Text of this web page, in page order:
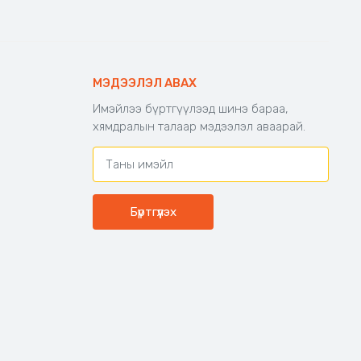
МЭДЭЭЛЭЛ АВАХ
Имэйлээ бүртгүүлээд шинэ бараа,
хямдралын талаар мэдээлэл аваарай.
Бүртгүүлэх